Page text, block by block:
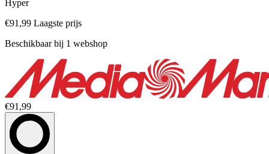
Hyper
€91,99 Laagste prijs
Beschikbaar bij 1 webshop
€91,99